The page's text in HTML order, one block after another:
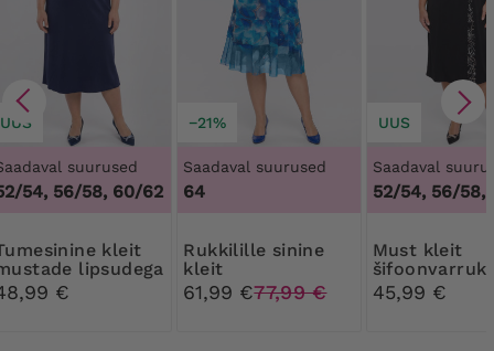
UUS
suurused
54, 56/58, 60/62
kleit
lipsudega
€
−21%
Saadaval suurused
64
Rukkilille sinine
kleit
61,99 €77,99 €
UUS
Saadaval
52/54, 56/58,
Must kleit
ja beežide
valgete
45,99 €